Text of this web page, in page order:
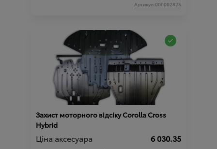
Артикул:000002825
Захист моторного відсіку Corolla Cross
Hybrid
Ціна аксесуара 6 030.35